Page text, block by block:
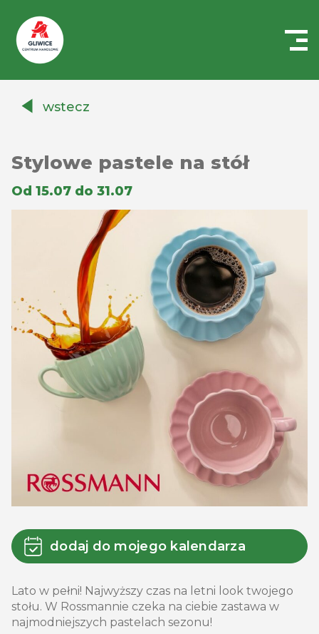
Auchanwstecz
Stylowe pastele na stół
Od 15.07 do 31.07
dodaj do mojego kalendarza
Lato w pełni! Najwyższy czas na letni look twojego
stołu. W Rossmannie czeka na ciebie zastawa w
najmodniejszych pastelach sezonu!